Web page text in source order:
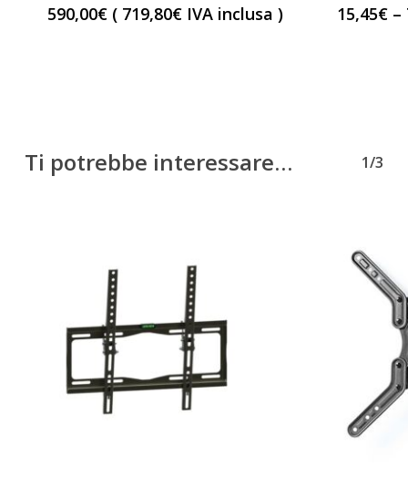
590,00€ ( 719,80€IVA inclusa )
15,45€ –
Ti potrebbe interessare… 1/3